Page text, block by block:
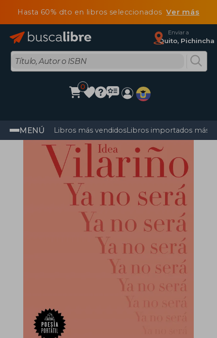
Hasta 60% dto en libros seleccionadosVer más
Enviar a
Quito, Pichincha
0
MENÚ Libros más vendidosLibros importados más